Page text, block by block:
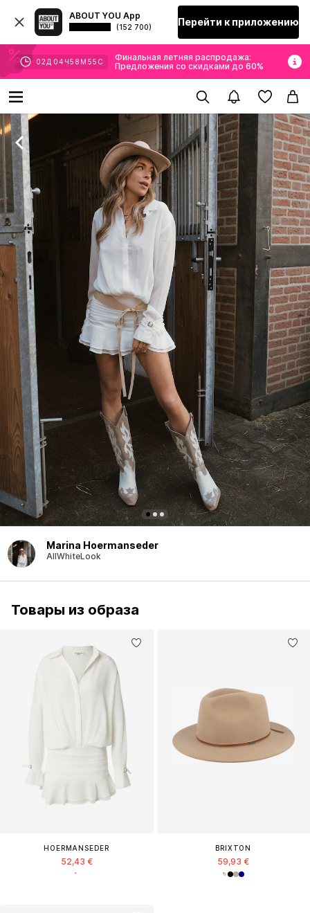
ABOUT YOU App
(152 700) Перейти к приложению
02 Д 04 Ч58 М 54 С
Финальная летняя распродажа:
Предложения со скидками до 60%
Marina Hoermanseder
AllWhiteLook
Товары из образа
HOERMANSEDER
52,43 €
BRIXTON
59,93 €